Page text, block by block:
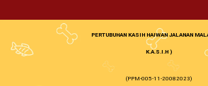
PERTUBUHAN KASIH HAIWAN JALANAN
K.A.S.I.H )
(PPM-005-11-20082023)